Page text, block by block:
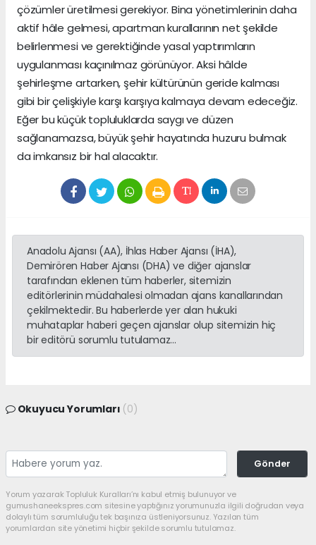
çözümler üretilmesi gerekiyor. Bina yönetimlerinin daha
aktif hâle gelmesi, apartman kurallarının net şekilde
belirlenmesi ve gerektiğinde yasal yaptırımların
uygulanması kaçınılmaz görünüyor. Aksi hâlde
şehirleşme artarken, şehir kültürünün geride kalması
gibi bir çelişkiyle karşı karşıya kalmaya devam edeceğiz.
Eğer bu küçük topluluklarda saygı ve düzen
sağlanamazsa, büyük şehir hayatında huzuru bulmak
da imkansız bir hal alacaktır.
Anadolu Ajansı (AA), İhlas Haber Ajansı (İHA),
Demirören Haber Ajansı (DHA) ve diğer ajanslar
tarafından eklenen tüm haberler, sitemizin
editörlerinin müdahalesi olmadan ajans kanallarından
çekilmektedir. Bu haberlerde yer alan hukuki
muhataplar haberi geçen ajanslar olup sitemizin hiç
bir editörü sorumlu tutulamaz...
Okuyucu Yorumları (0)
Gönder
Yorum yazarak Topluluk Kuralları’nı kabul etmiş bulunuyor ve
gumushaneekspres.com sitesine yaptığınız yorumunuzla ilgili doğrudan veya
dolaylı tüm sorumluluğu tek başınıza üstleniyorsunuz. Yazılan tüm
yorumlardan site yönetimi hiçbir şekilde sorumlu tutulamaz.